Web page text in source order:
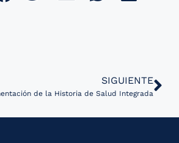
SIGUIENTE
de la Historia de Salud Integrada